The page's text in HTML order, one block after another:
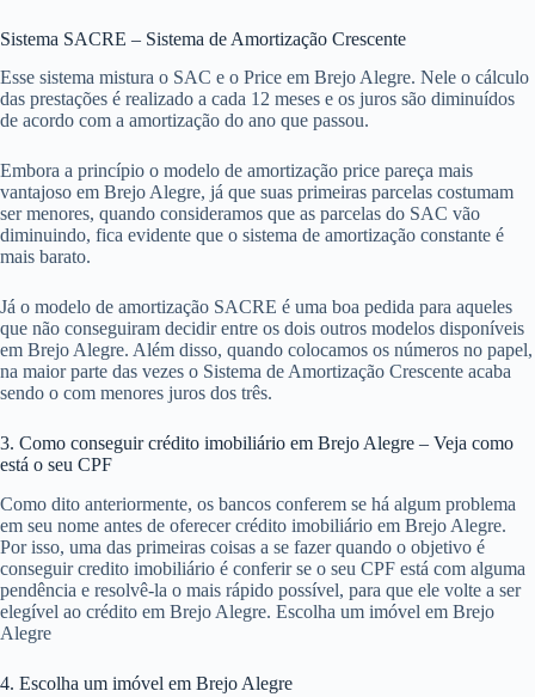
Sistema SACRE – Sistema de Amortização Crescente
Esse sistema mistura o SAC e o Price em Brejo Alegre. Nele o cálculo
das prestações é realizado a cada 12 meses e os juros são diminuídos
de acordo com a amortização do ano que passou.
Embora a princípio o modelo de amortização price pareça mais
vantajoso em Brejo Alegre, já que suas primeiras parcelas costumam
ser menores, quando consideramos que as parcelas do SAC vão
diminuindo, fica evidente que o sistema de amortização constante é
mais barato.
Já o modelo de amortização SACRE é uma boa pedida para aqueles
que não conseguiram decidir entre os dois outros modelos disponíveis
em Brejo Alegre. Além disso, quando colocamos os números no papel,
na maior parte das vezes o Sistema de Amortização Crescente acaba
sendo o com menores juros dos três.
3. Como conseguir crédito imobiliário em Brejo Alegre – Veja como
está o seu CPF
Como dito anteriormente, os bancos conferem se há algum problema
em seu nome antes de oferecer crédito imobiliário em Brejo Alegre.
Por isso, uma das primeiras coisas a se fazer quando o objetivo é
conseguir credito imobiliário é conferir se o seu CPF está com alguma
pendência e resolvê-la o mais rápido possível, para que ele volte a ser
elegível ao crédito em Brejo Alegre. Escolha um imóvel em Brejo
Alegre
4. Escolha um imóvel em Brejo Alegre